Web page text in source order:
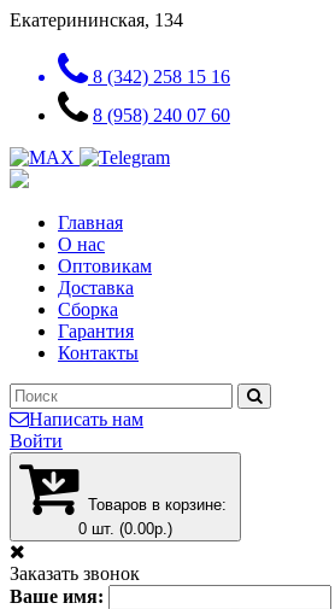
Екатерининская, 134
8 (342) 258 15 16
8 (958) 240 07 60
Главная
О нас
Оптовикам
Доставка
Сборка
Гарантия
Контакты
Написать нам
Войти
Товаров в корзине:
0 шт. (0.00р.)
Заказать звонок
Ваше имя: